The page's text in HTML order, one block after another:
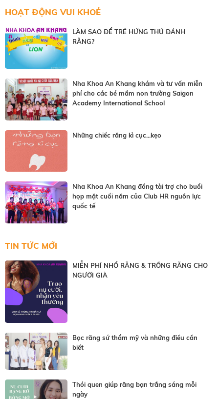
HOẠT ĐỘNG VUI KHOẺ
LÀM SAO ĐỂ TRẺ HỨNG THÚ ĐÁNH
RĂNG?
Nha Khoa An Khang khám và tư vấn miễn
phí cho các bé mầm non trường Saigon
Academy International School
Những chiếc răng kì cục...kẹo
Nha Khoa An Khang đồng tài trợ cho buổi
họp mặt cuối năm của Club HR nguồn lực
quốc tế
TIN TỨC MỚI
MIỄN PHÍ NHỔ RĂNG & TRỒNG RĂNG CHO
NGƯỜI GIÀ
Bọc răng sứ thẩm mỹ và những điều cần
biết
Thói quen giúp răng bạn trắng sáng mỗi
ngày